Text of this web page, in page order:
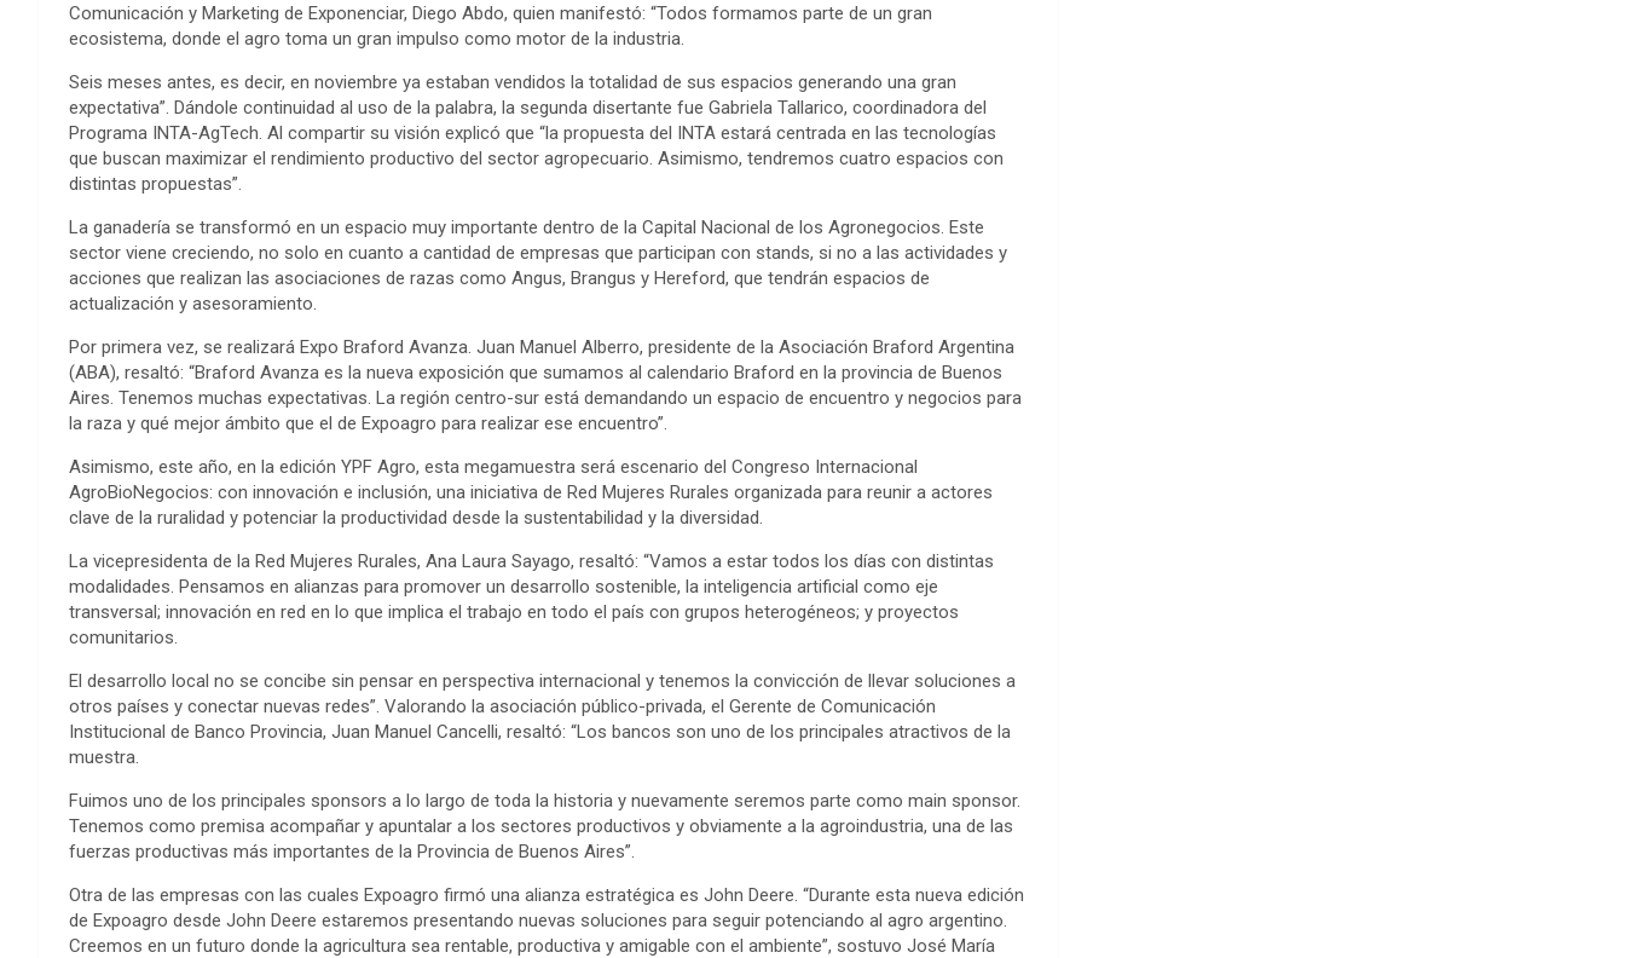
Comunicación y Marketing de Exponenciar, Diego Abdo, quien manifestó: “Todos formamos parte de un gran
ecosistema, donde el agro toma un gran impulso como motor de la industria.
Seis meses antes, es decir, en noviembre ya estaban vendidos la totalidad de sus espacios generando una gran
expectativa”. Dándole continuidad al uso de la palabra, la segunda disertante fue Gabriela Tallarico, coordinadora del
Programa INTA-AgTech. Al compartir su visión explicó que “la propuesta del INTA estará centrada en las tecnologías
que buscan maximizar el rendimiento productivo del sector agropecuario. Asimismo, tendremos cuatro espacios con
distintas propuestas”.
La ganadería se transformó en un espacio muy importante dentro de la Capital Nacional de los Agronegocios. Este
sector viene creciendo, no solo en cuanto a cantidad de empresas que participan con stands, si no a las actividades y
acciones que realizan las asociaciones de razas como Angus, Brangus y Hereford, que tendrán espacios de
actualización y asesoramiento.
Por primera vez, se realizará Expo Braford Avanza. Juan Manuel Alberro, presidente de la Asociación Braford Argentina
(ABA), resaltó: “Braford Avanza es la nueva exposición que sumamos al calendario Braford en la provincia de Buenos
Aires. Tenemos muchas expectativas. La región centro-sur está demandando un espacio de encuentro y negocios para
la raza y qué mejor ámbito que el de Expoagro para realizar ese encuentro”.
Asimismo, este año, en la edición YPF Agro, esta megamuestra será escenario del Congreso Internacional
AgroBioNegocios: con innovación e inclusión, una iniciativa de Red Mujeres Rurales organizada para reunir a actores
clave de la ruralidad y potenciar la productividad desde la sustentabilidad y la diversidad.
La vicepresidenta de la Red Mujeres Rurales, Ana Laura Sayago, resaltó: “Vamos a estar todos los días con distintas
modalidades. Pensamos en alianzas para promover un desarrollo sostenible, la inteligencia artificial como eje
transversal; innovación en red en lo que implica el trabajo en todo el país con grupos heterogéneos; y proyectos
comunitarios.
El desarrollo local no se concibe sin pensar en perspectiva internacional y tenemos la convicción de llevar soluciones a
otros países y conectar nuevas redes”. Valorando la asociación público-privada, el Gerente de Comunicación
Institucional de Banco Provincia, Juan Manuel Cancelli, resaltó: “Los bancos son uno de los principales atractivos de la
muestra.
Fuimos uno de los principales sponsors a lo largo de toda la historia y nuevamente seremos parte como main sponsor.
Tenemos como premisa acompañar y apuntalar a los sectores productivos y obviamente a la agroindustria, una de las
fuerzas productivas más importantes de la Provincia de Buenos Aires”.
Otra de las empresas con las cuales Expoagro firmó una alianza estratégica es John Deere. “Durante esta nueva edición
de Expoagro desde John Deere estaremos presentando nuevas soluciones para seguir potenciando al agro argentino.
Creemos en un futuro donde la agricultura sea rentable, productiva y amigable con el ambiente”, sostuvo José María